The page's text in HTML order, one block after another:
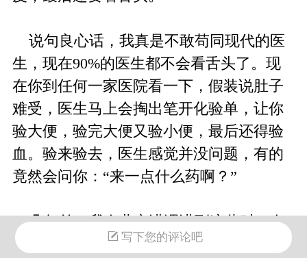
说句良心话，我真是不敢苟同现代的医
生，现在90%的医生都不会看舌头了。现
在你到任何一家医院看一下，假装说肚子
难受，医生马上会掏出笔开化验单，让你
验大便，验完大便又验小便，最后还得验
血。验来验去，医生感觉并没问题，有的
竟然会问你：“来一点什么药啊？”
几年前，我在北京讲课讲到这些时，有
一个听众站起来跟我说：“陈老师，我昨天
写下您的评论吧